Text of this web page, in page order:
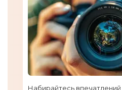
Набирайтесь